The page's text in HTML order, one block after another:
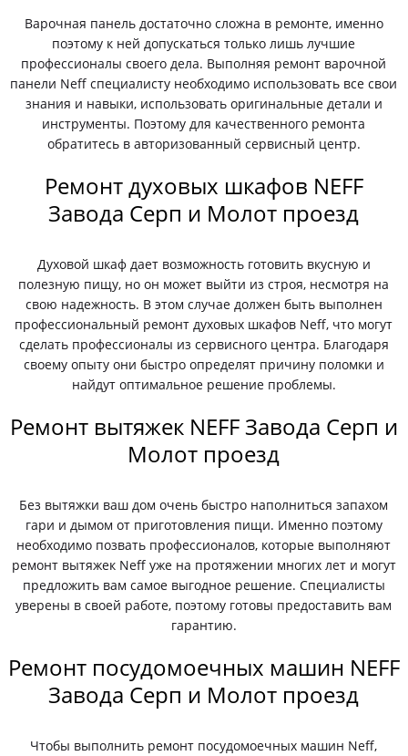
Варочная панель достаточно сложна в ремонте, именно
поэтому к ней допускаться только лишь лучшие
профессионалы своего дела. Выполняя ремонт варочной
панели Neff специалисту необходимо использовать все свои
знания и навыки, использовать оригинальные детали и
инструменты. Поэтому для качественного ремонта
обратитесь в авторизованный сервисный центр.
Ремонт духовых шкафов NEFF
Завода Серп и Молот проезд
Духовой шкаф дает возможность готовить вкусную и
полезную пищу, но он может выйти из строя, несмотря на
свою надежность. В этом случае должен быть выполнен
профессиональный ремонт духовых шкафов Neff, что могут
сделать профессионалы из сервисного центра. Благодаря
своему опыту они быстро определят причину поломки и
найдут оптимальное решение проблемы.
Ремонт вытяжек NEFF Завода Серп и
Молот проезд
Без вытяжки ваш дом очень быстро наполниться запахом
гари и дымом от приготовления пищи. Именно поэтому
необходимо позвать профессионалов, которые выполняют
ремонт вытяжек Neff уже на протяжении многих лет и могут
предложить вам самое выгодное решение. Специалисты
уверены в своей работе, поэтому готовы предоставить вам
гарантию.
Ремонт посудомоечных машин NEFF
Завода Серп и Молот проезд
Чтобы выполнить ремонт посудомоечных машин Neff,